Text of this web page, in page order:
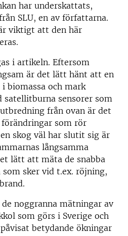
har underskattats,
SLU, en av författarna.
viktigt att den här
i artikeln. Eftersom
är det lätt hänt att en
biomassa och mark
satellitburna sensorer som
från ovan är det
som rör
skog väl har slutit sig är
långsamma
lätt att mäta de snabba
sker vid t.ex. röjning,
noggranna mätningar av
som görs i Sverige och
betydande ökningar